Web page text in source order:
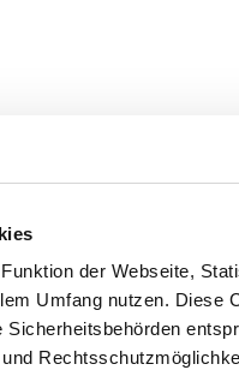
der Webseite,
Umfang nutzen.